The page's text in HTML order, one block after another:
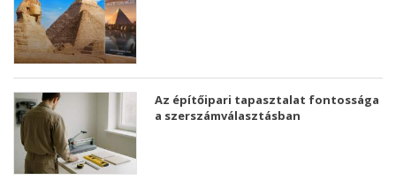
Az építőipari tapasztalat fontossága
a szerszámválasztásban